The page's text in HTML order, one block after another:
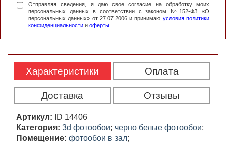
Отправляя сведения, я даю свое согласие на обработку моих
персональных данных в соответствии с законом №152-ФЗ «О
персональных данных» от 27.07.2006 и принимаю условия политики
конфиденциальности и оферты
Характеристики Оплата
Доставка Отзывы
Артикул:
ID 14406
Категория: 3d фотообои; черно белые фотообои;
Помещение: фотообои в зал;